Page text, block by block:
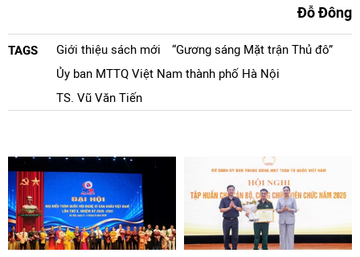
Đỗ Đông
TAGS Giới thiệu sách mới
“Gương sáng Mặt trận Thủ đô”
Ủy ban MTTQ Việt Nam thành phố Hà Nội
TS. Vũ Văn Tiến